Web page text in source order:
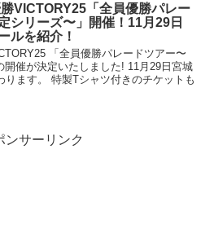
VICTORY25「全員優勝パレー
シリーズ〜」開催！11月29日
ルを紹介！
「全員優勝パレードツアー〜
催が決定いたしました! 11月29日宮城
ります。 特製Tシャツ付きのチケットも
ンサーリンク